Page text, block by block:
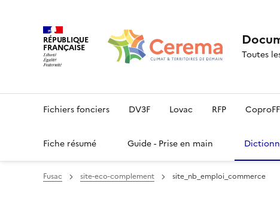
RÉPUBLIQUE
FRANÇAISE
Toutes
Fichiers fonciers DV3F Lovac RFP CoproFF
Fiche résumé Guide - Prise en main
Fusac site-eco-complement site_nb_emploi_commerce